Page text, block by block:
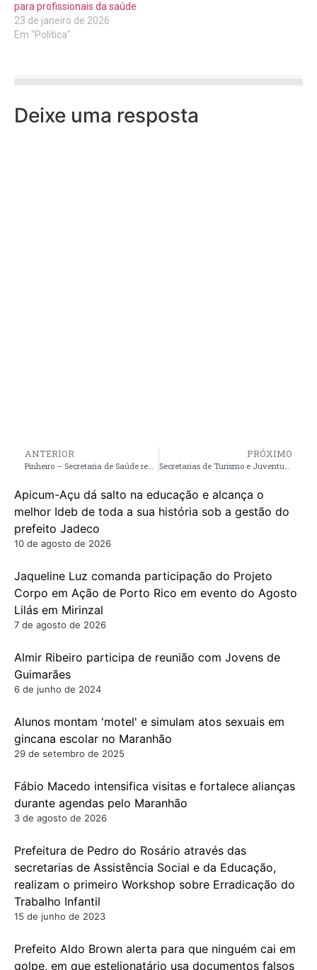
para profissionais da saúde
23 de janeiro de 2026
Em "Política"
Deixe uma resposta
ANTERIOR
Pinheiro – Secretaria de Saúde realiza palestras sobre saúde e bem-estar no Hospital Antenor Abreu em comemoração ao Mês da Mulher
PRÓXIMO
Secretarias de Turismo e Juventude, juntamente com a UEMA oferecem curso gratuito de Guia de Turismo para população Pinheirense
Apicum-Açu dá salto na educação e alcança o
melhor Ideb de toda a sua história sob a gestão do
prefeito Jadeco
10 de agosto de 2026
Jaqueline Luz comanda participação do Projeto
Corpo em Ação de Porto Rico em evento do Agosto
Lilás em Mirinzal
7 de agosto de 2026
Almir Ribeiro participa de reunião com Jovens de
Guimarães
6 de junho de 2024
Alunos montam 'motel' e simulam atos sexuais em
gincana escolar no Maranhão
29 de setembro de 2025
Fábio Macedo intensifica visitas e fortalece alianças
durante agendas pelo Maranhão
3 de agosto de 2026
Prefeitura de Pedro do Rosário através das
secretarias de Assistência Social e da Educação,
realizam o primeiro Workshop sobre Erradicação do
Trabalho Infantil
15 de junho de 2023
Prefeito Aldo Brown alerta para que ninguém cai em
golpe, em que estelionatário usa documentos falsos